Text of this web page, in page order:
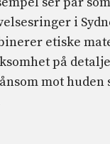
i
etiske
på
mot huden